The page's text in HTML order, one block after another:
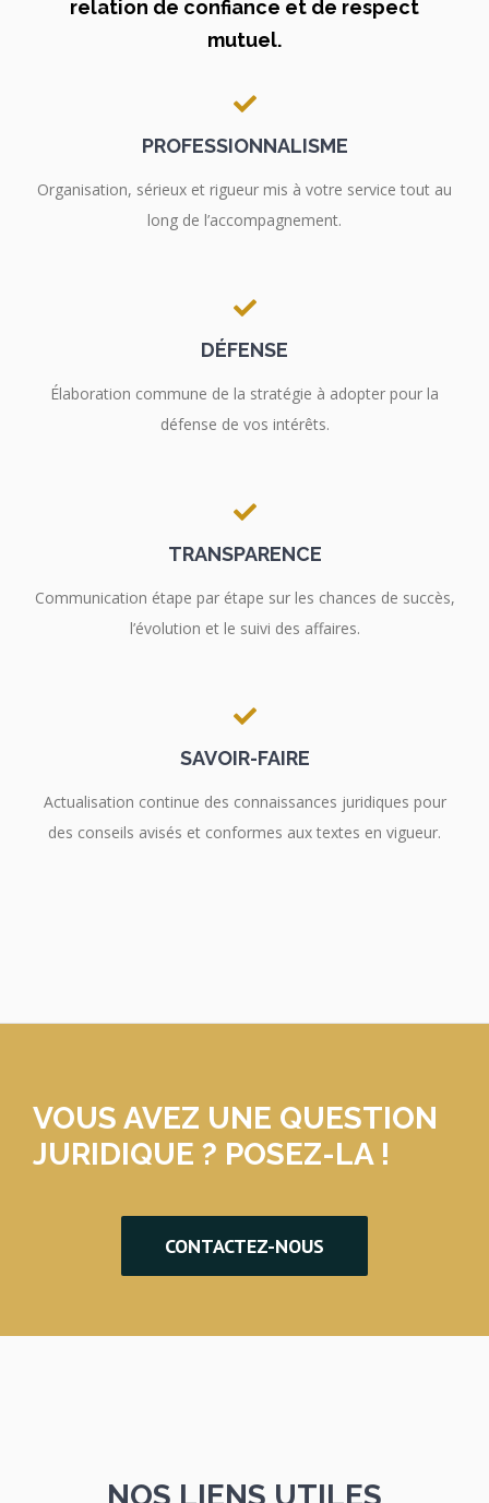
relation de confiance et de respect
mutuel.
PROFESSIONNALISME
Organisation, sérieux et rigueur mis à votre service tout au
long de l’accompagnement.
DÉFENSE
Élaboration commune de la stratégie à adopter pour la
défense de vos intérêts.
TRANSPARENCE
Communication étape par étape sur les chances de succès,
l’évolution et le suivi des affaires.
SAVOIR-FAIRE
Actualisation continue des connaissances juridiques pour
des conseils avisés et conformes aux textes en vigueur.
VOUS AVEZ UNE QUESTION
JURIDIQUE ? POSEZ-LA !
CONTACTEZ-NOUS